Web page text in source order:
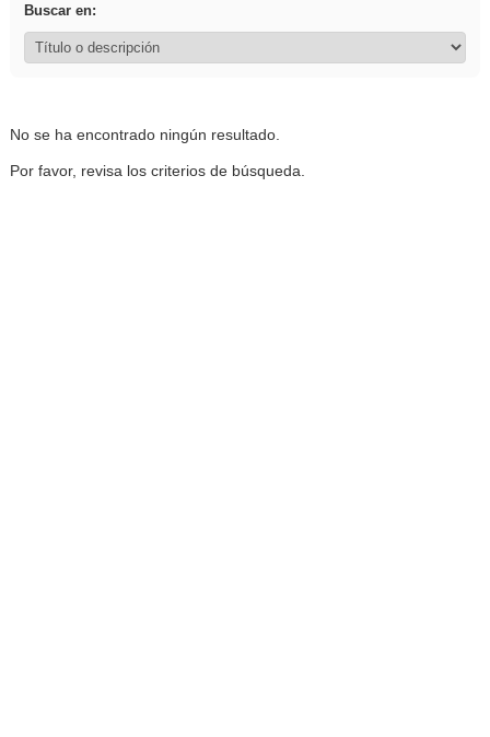
Buscar en:
No se ha encontrado ningún resultado.
Por favor, revisa los criterios de búsqueda.